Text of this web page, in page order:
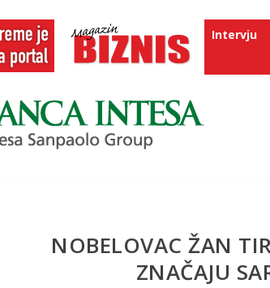
Intervju
NOBELOVAC ŽAN
ZNAČAJU